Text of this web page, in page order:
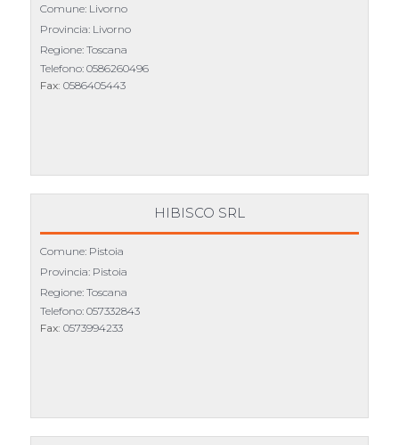
Comune: Livorno
Provincia: Livorno
Regione: Toscana
Telefono: 0586260496
Fax: 0586405443
HIBISCO SRL
Comune: Pistoia
Provincia: Pistoia
Regione: Toscana
Telefono: 057332843
Fax: 0573994233